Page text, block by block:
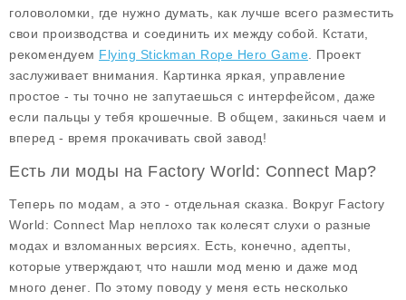
головоломки, где нужно думать, как лучше всего разместить
свои производства и соединить их между собой. Кстати,
рекомендуем Flying Stickman Rope Hero Game . Проект
заслуживает внимания. Картинка яркая, управление
простое - ты точно не запутаешься с интерфейсом, даже
если пальцы у тебя крошечные. В общем, закинься чаем и
вперед - время прокачивать свой завод!
Есть ли моды на Factory World: Connect Map?
Теперь по модам, а это - отдельная сказка. Вокруг Factory
World: Connect Map неплохо так колесят слухи о разные
модах и взломанных версиях. Есть, конечно, адепты,
которые утверждают, что нашли мод меню и даже мод
много денег . По этому поводу у меня есть несколько